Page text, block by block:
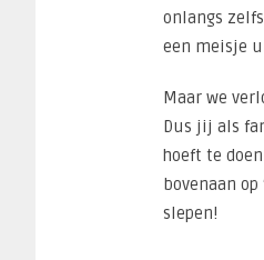
onlangs
een meisje
Maar we
Dus jij als
hoeft te
bovenaan
slepen!